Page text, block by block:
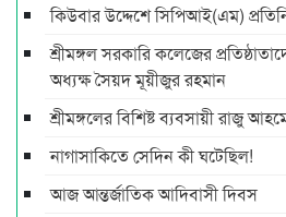
কিউবার উদ্দেশে সিপিআই(এম)
শ্রীমঙ্গল সরকারি কলেজের
অধ্যক্ষ সৈয়দ মূয়ীজুর রহমান
শ্রীমঙ্গলের বিশিষ্ট ব্যবসায়ী রাজু
নাগাসাকিতে সেদিন কী ঘটেছিল!
আজ আন্তর্জাতিক আদিবাসী দিবস